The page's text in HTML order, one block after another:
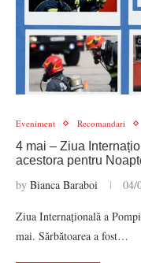
Eveniment Recomandari
4 mai – Ziua
acestora pentru
by Bianca Baraboi 04/
Ziua Internațională a
mai. Sărbătoarea a fost…